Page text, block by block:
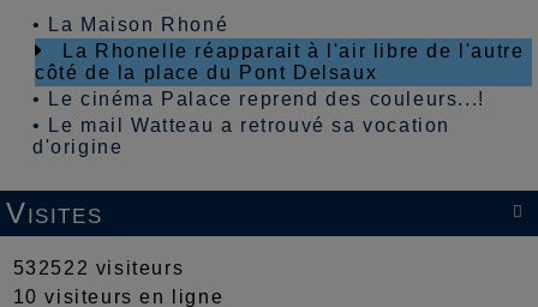
•
La Maison Rhoné
La Rhonelle réapparait à l'air libre de l'autre
côté de la place du Pont Delsaux
•
Le cinéma Palace reprend des couleurs...!
•
Le mail Watteau a retrouvé sa vocation
d'origine

Visites
532522 visiteurs
10 visiteurs en ligne